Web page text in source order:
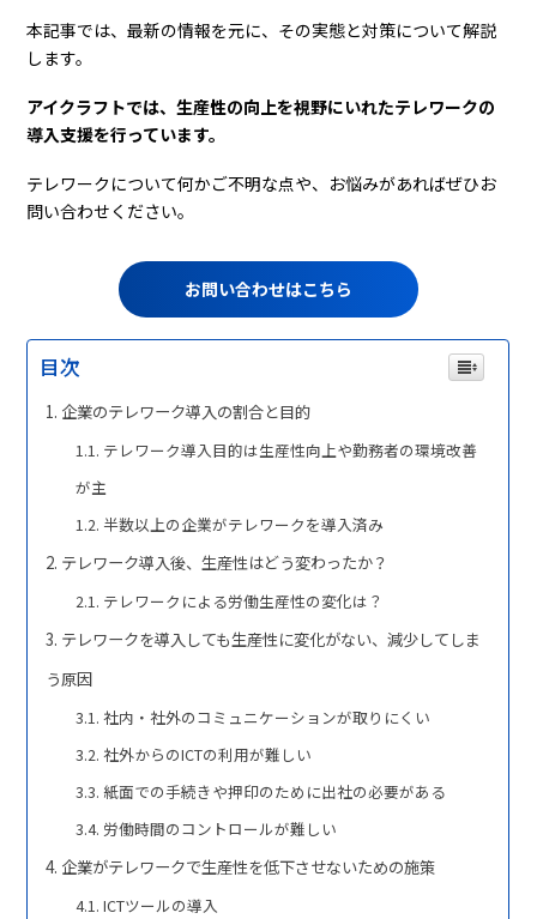
本記事では、最新の情報を元に、その実態と対策について解説
します。
アイクラフトでは、生産性の向上を視野にいれたテレワークの
導入支援を行っています。
テレワークについて何かご不明な点や、お悩みがあればぜひお
問い合わせください。
お問い合わせはこちら
目次
企業のテレワーク導入の割合と目的
テレワーク導入目的は生産性向上や勤務者の環境改善
が主
半数以上の企業がテレワークを導入済み
テレワーク導入後、生産性はどう変わったか？
テレワークによる労働生産性の変化は？
テレワークを導入しても生産性に変化がない、減少してしま
う原因
社内・社外のコミュニケーションが取りにくい
社外からのICTの利用が難しい
紙面での手続きや押印のために出社の必要がある
労働時間のコントロールが難しい
企業がテレワークで生産性を低下させないための施策
ICTツールの導入